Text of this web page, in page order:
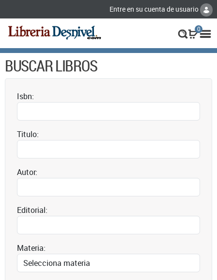
Entre en su cuenta de usuario
0
BUSCAR LIBROS
Isbn:
Titulo:
Autor:
Editorial:
Materia: